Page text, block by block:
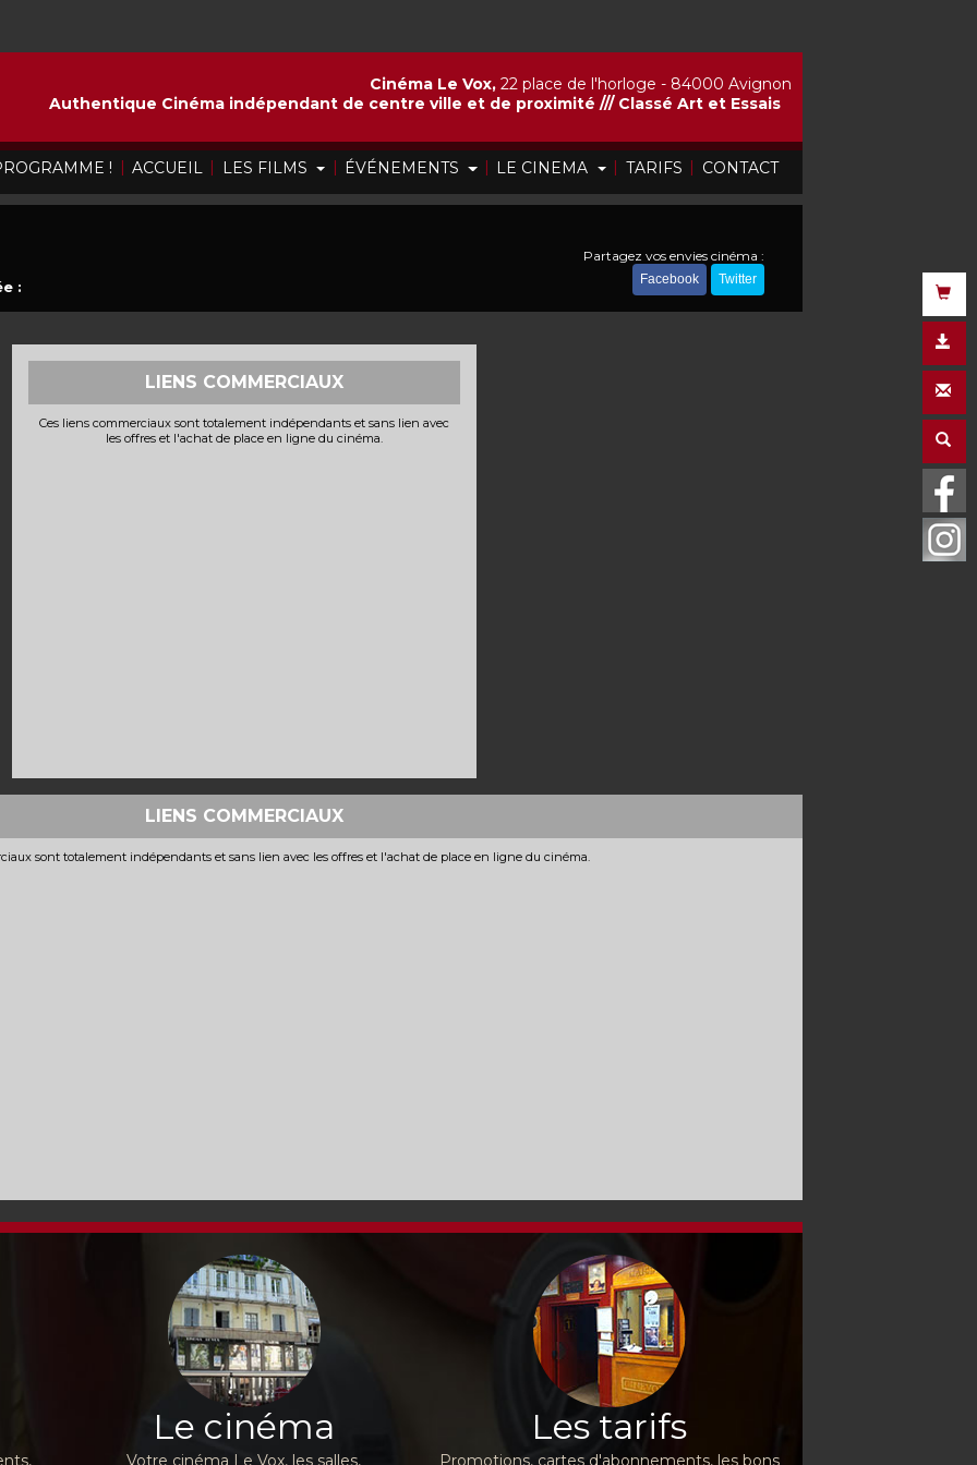
! | ACCUEIL | LES FILMS | ÉVÉNEMENTS | LE CINEMA | TARIFS | CONTACT
Cinéma Le Vox, 22 place de l'horloge - 84000 Avignon
Authentique Cinéma indépendant de centre ville et de proximité /// Classé Art et Essais
:
Partagez vos envies cinéma :
Facebook Twitter
LIENS COMMERCIAUX
Ces liens commerciaux sont totalement indépendants et sans lien avec
les offres et l'achat de place en ligne du cinéma.
LIENS COMMERCIAUX
sont totalement indépendants et sans lien avec les offres et l'achat de place en ligne du cinéma.
Le cinéma
Votre cinéma Le Vox, les salles,
Les tarifs
Promotions, cartes d'abonnements, les bons